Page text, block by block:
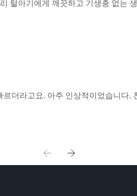
털아기에게 깨끗하고 기생충 없
더라고요. 아주 인상적이었습니다.